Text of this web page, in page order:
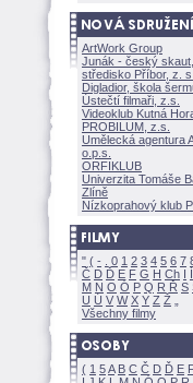
ArtWork Group
Junák - český skaut,
středisko Příbor, z. s.
Digladior, škola
Ústečtí filmaři, z.s.
Videoklub Kutná
PROBILUM, z.s.
Umělecká agentura
o.p.s.
ORFIKLUB
Univerzita Tomáše
Zlíně
Nízkoprahový klub
" ( - 0 1 2 3 4 5 6 7
Č D Ď E F G H Ch I Í
M N O Ó P Q R Ř S
U Ú V W X Y Z
Všechny filmy
( 1 5A B C Č D Ď E